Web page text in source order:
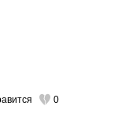
0